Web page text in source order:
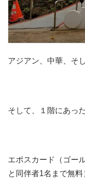
アジアン、中華、そ
そして、１階にあっ
エポスカード（ゴー
と同伴者1名まで無